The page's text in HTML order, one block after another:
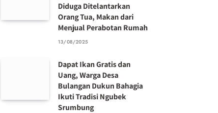
Diduga Ditelantarkan
Orang Tua, Makan dari
Menjual Perabotan Rumah
13/08/2025
Dapat Ikan Gratis dan
Uang, Warga Desa
Bulangan Dukun Bahagia
Ikuti Tradisi Ngubek
Srumbung